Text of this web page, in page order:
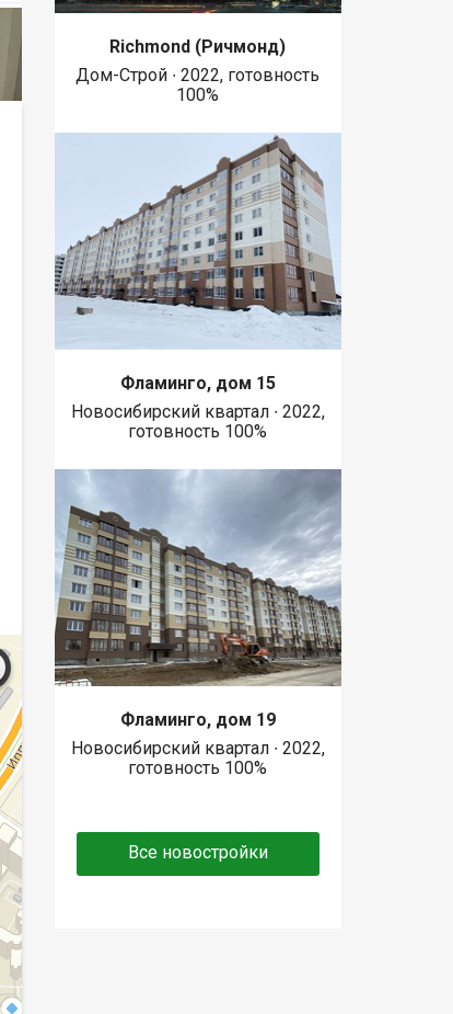
Richmond (Ричмонд)
Дом-Строй ∙ 2022, готовность
100%
Фламинго, дом 15
Новосибирский квартал ∙ 2022,
готовность 100%
Фламинго, дом 19
Новосибирский квартал ∙ 2022,
готовность 100%
Все новостройки